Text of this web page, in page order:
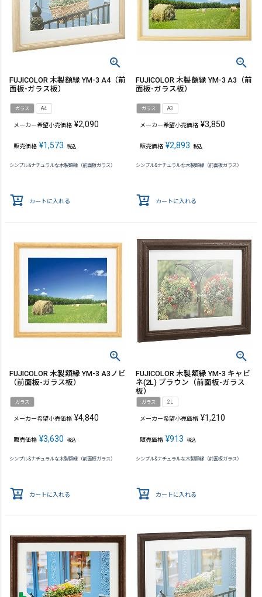
FUJICOLOR 木製額縁 YM-3 A4（前
面板-ガラス板）
ガラス A4
メーカー希望小売価格 ¥2,090
販売価格 ¥1,573 税込
シンプル&ナチュラルな木製額縁（前面板ガラス）
カートに入れる
FUJICOLOR 木製額縁 YM-3 A3（前
面板-ガラス板）
ガラス A3
メーカー希望小売価格 ¥3,850
販売価格 ¥2,893 税込
シンプル&ナチュラルな木製額縁（前面板ガラス）
カートに入れる
FUJICOLOR 木製額縁 YM-3 A3ノビ
（前面板-ガラス板）
ガラス
メーカー希望小売価格 ¥4,840
販売価格 ¥3,630 税込
シンプル&ナチュラルな木製額縁（前面板ガラス）
カートに入れる
FUJICOLOR 木製額縁 YM-3 キャビ
ネ(2L) ブラウン（前面板-ガラス
板）
ガラス 2L
メーカー希望小売価格 ¥1,210
販売価格 ¥913 税込
シンプル&ナチュラルな木製額縁（前面板ガラス）
カートに入れる